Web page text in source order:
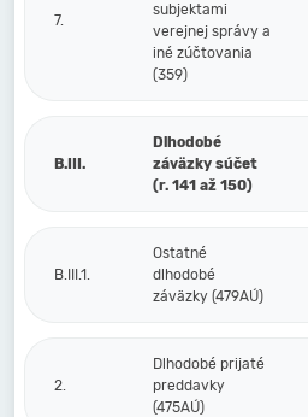
7.
subjektami
verejnej správy a
iné zúčtovania
(359)
B.III.
Dlhodobé
záväzky súčet
(r. 141 až 150)
B.III.1.
Ostatné
dlhodobé
záväzky (479AÚ)
2.
Dlhodobé prijaté
preddavky
(475AÚ)